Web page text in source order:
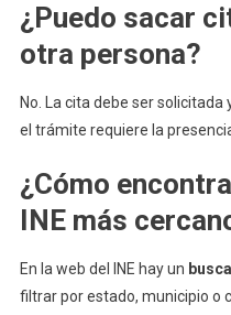
¿Puedo sacar
otra persona?
No. La cita debe ser
el trámite requiere la
¿Cómo
INE más
En la web del INE hay un
filtrar por estado, municipio o